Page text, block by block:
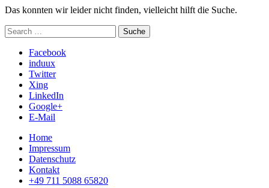
Das konnten wir leider nicht finden, vielleicht hilft die Suche.
Suchen
nach:
Suche
Facebook
induux
Twitter
Xing
LinkedIn
Google+
E-Mail
Home
Impressum
Datenschutz
Kontakt
+49 711 5088 65820